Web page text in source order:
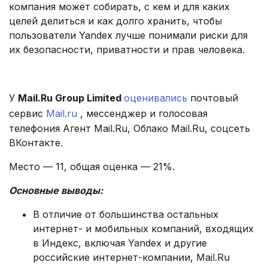
компания может собирать, с кем и для каких
целей делиться и как долго хранить, чтобы
пользователи Yandex лучше понимали риски для
их безопасности, приватности и прав человека.
У Mаіl.Ru Group Limited оценивались почтовый
сервис Mail.ru , мессенджер и голосовая
телефония Агент Mаіl.Ru, Облако Mаіl.Ru, соцсеть
ВКонтакте.
Место — 11, общая оценка — 21%.
Основные выводы:
В отличие от большинства остальных
интернет- и мобильных компаний, входящих
в Индекс, включая Yandex и другие
российские интернет-компании, Mаіl.Ru